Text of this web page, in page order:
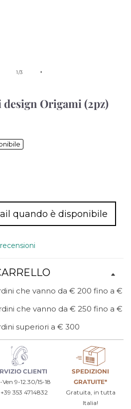
1/di
3
Origami (2pz)
quando è disponibile
che vanno da € 200 fino a €
che vanno da € 250 fino a €
superiori a € 300
CLIENTI
9-12.30/15-18
+39 353 4714832
SPEDIZIONI
GRATUITE*
Gratuita, in tutta
Italia!